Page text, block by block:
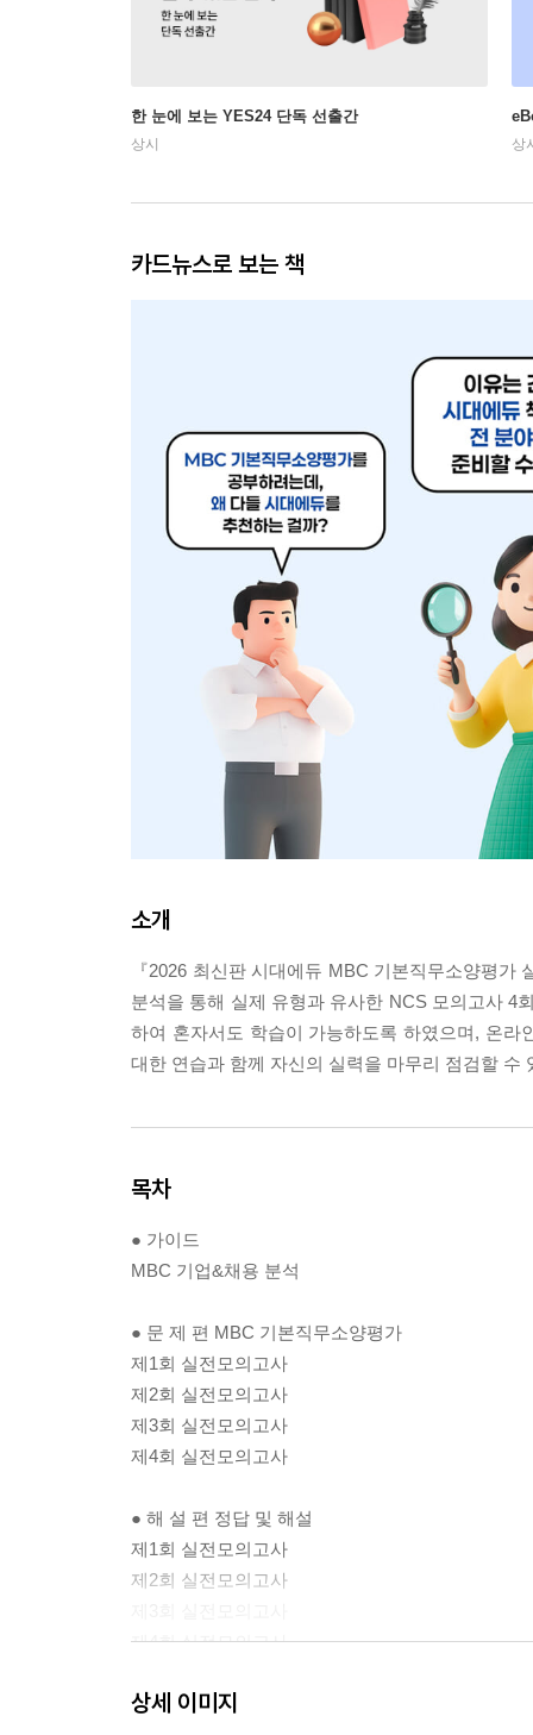
한 눈에 보는 YES24 단독 선출간
상시 상
카드뉴스로 보는 책
소개
『2026 최신판 시대에듀 MBC 기본직무소양평
분석을 통해 실제 유형과 유사한 NCS 모의고사 4
하여 혼자서도 학습이 가능하도록 하였으며, 온
대한 연습과 함께 자신의 실력을 마무리 점검할 수
목차
● 가이드
MBC 기업&채용 분석
● 문 제 편 MBC 기본직무소양평가
제1회 실전모의고사
제2회 실전모의고사
제3회 실전모의고사
제4회 실전모의고사
● 해 설 편 정답 및 해설
제1회 실전모의고사
제2회 실전모의고사
제4회 실전모의고사
상세 이미지